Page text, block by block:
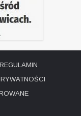
REGULAMIN